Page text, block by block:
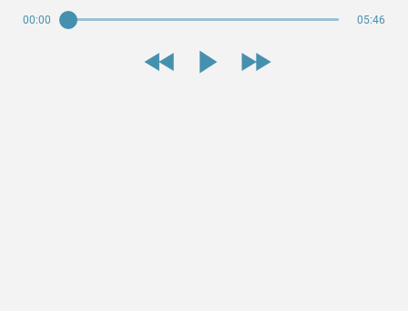
00:00 05:46